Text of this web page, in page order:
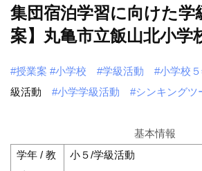
集団宿泊学習に向けた学
案】丸亀市立飯山北小
#授業案 #小学校 #学級活動 #小学校
級活動
#小学学級活動 #シンキングツ
基本情報
学年 / 教
小５/学級活動